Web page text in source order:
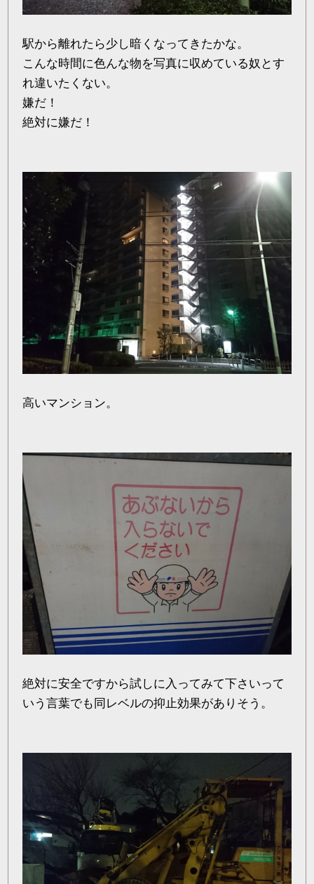
駅から離れたら少し暗くなってきたかな。
こんな時間に色んな物を写真に収めている奴とす
れ違いたくない。
嫌だ！
絶対に嫌だ！
高いマンション。
絶対に安全ですから試しに入ってみて下さいって
いう言葉でも同レベルの抑止効果がありそう。